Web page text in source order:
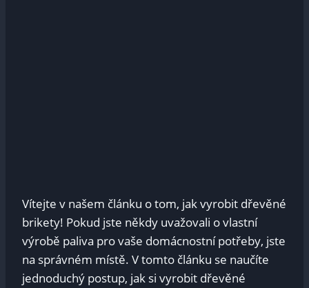
Vítejte v našem článku o tom, jak vyrobit dřevěné
brikety! Pokud jste někdy uvažovali o vlastní
výrobě paliva pro vaše domácnostní potřeby, jste
na správném místě. V tomto článku se naučíte
jednoduchý postup, jak si vyrobit dřevěné